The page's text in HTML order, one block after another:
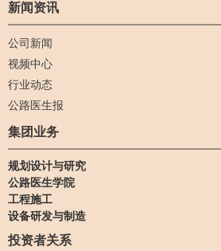
新闻资讯
公司新闻
视频中心
行业动态
公路医生报
集团业务
规划设计与研究
公路医生学院
工程施工
设备研发与制造
投资者关系